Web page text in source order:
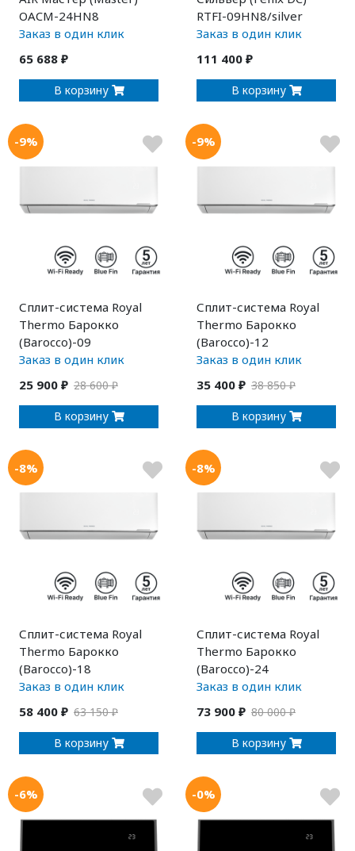
OACM-24HN8
Заказ в один клик
65 688 ₽
В корзину
RTFI-09HN8/silver
Заказ в один клик
111 400 ₽
В корзину
-9%
Сплит-система Royal
Thermo Барокко
(Barocco)-09
Заказ в один клик
25 900 ₽ 28 600 ₽
В корзину
-9%
Сплит-система Royal
Thermo Барокко
(Barocco)-12
Заказ в один клик
35 400 ₽ 38 850 ₽
В корзину
-8%
Сплит-система Royal
Thermo Барокко
(Barocco)-18
Заказ в один клик
58 400 ₽ 63 150 ₽
В корзину
-8%
Сплит-система Royal
Thermo Барокко
(Barocco)-24
Заказ в один клик
73 900 ₽ 80 000 ₽
В корзину
-6% -0%